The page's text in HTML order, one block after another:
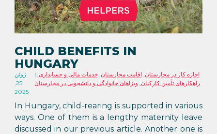
CHILD BENEFITS IN
HUNGARY
ژوئن
25,
2025
اجازه کار در مجارستان,اقامت مجارستان,خدمات مالی و حسابداری,
راهکارهای تأمین کارکنان, ویزاهای خانوادگی و دانشجویی در مجارستان
In Hungary, child-rearing is supported in various
ways. One of them is a lengthy maternity leave
discussed in our previous article. Another one is